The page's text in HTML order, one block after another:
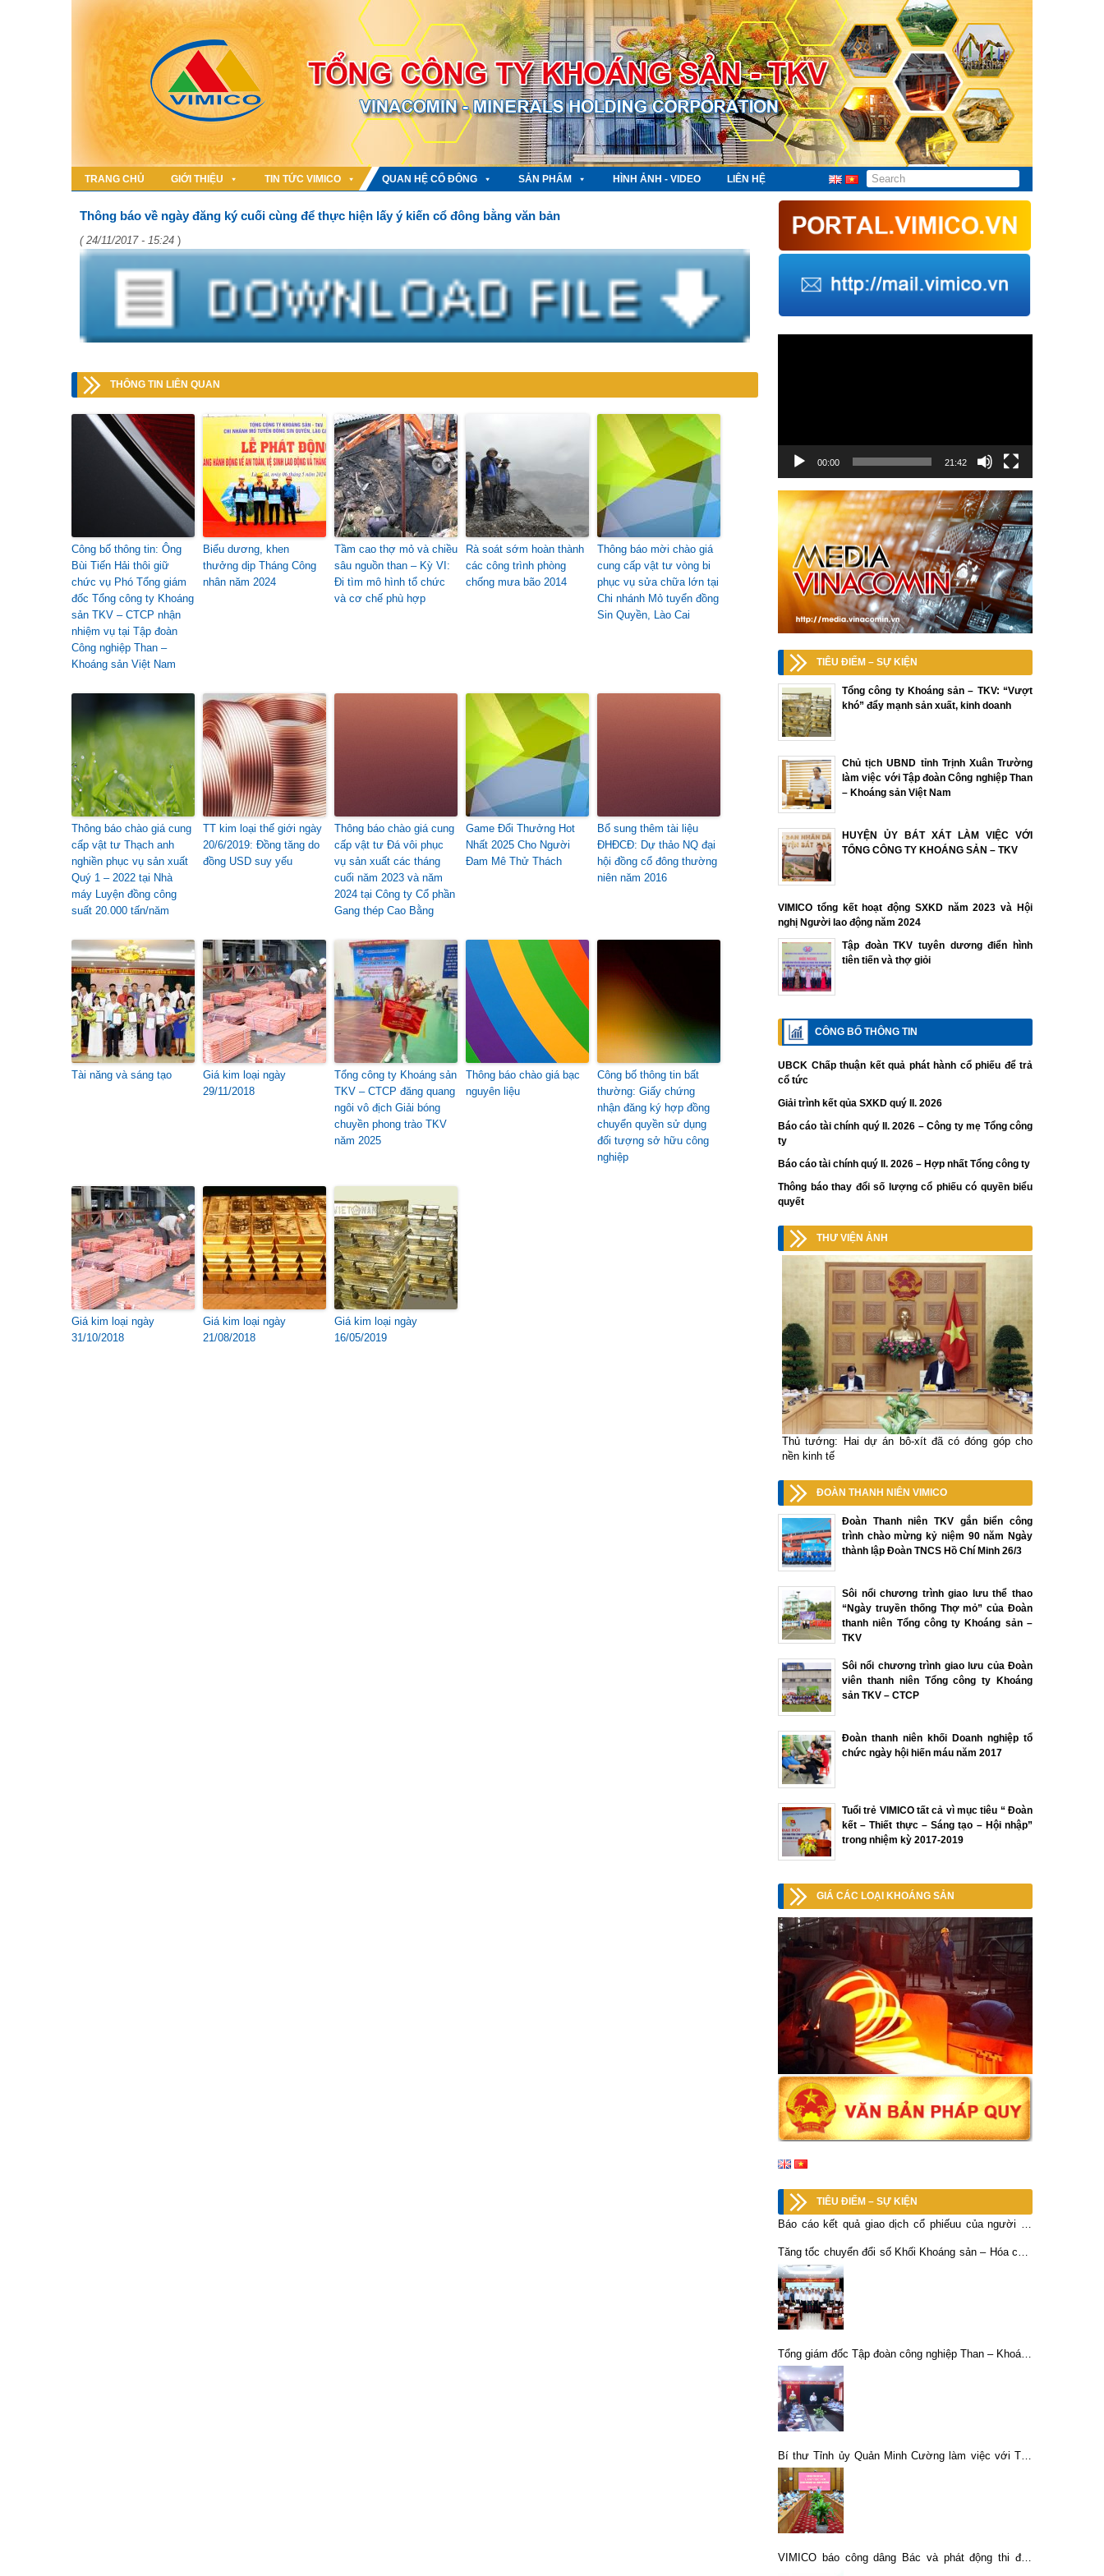
TRANG CHỦ GIỚI THIỆU TIN TỨC VIMICO QUAN HỆ CỔ ĐÔNG SẢN PHẨM HÌNH ẢNH - VIDEO LIÊN HỆ
Thông báo về ngày đăng ký cuối cùng để thực hiện lấy ý kiến cổ đông bằng văn bản
( 24/11/2017 - 15:24 )
THÔNG TIN LIÊN QUAN
Công bố thông tin: Ông
Bùi Tiến Hải thôi giữ
chức vụ Phó Tổng giám
đốc Tổng công ty Khoáng
sản TKV – CTCP nhận
nhiệm vụ tại Tập đoàn
Công nghiệp Than –
Khoáng sản Việt Nam
Biểu dương, khen
thưởng dịp Tháng Công
nhân năm 2024
Tầm cao thợ mỏ và chiều
sâu nguồn than – Kỳ VI:
Đi tìm mô hình tổ chức
và cơ chế phù hợp
Rà soát sớm hoàn thành
các công trình phòng
chống mưa bão 2014
Thông báo mời chào giá
cung cấp vật tư vòng bi
phục vụ sửa chữa lớn tại
Chi nhánh Mỏ tuyển đồng
Sin Quyền, Lào Cai
Thông báo chào giá cung
cấp vật tư Thạch anh
nghiền phục vụ sản xuất
Quý 1 – 2022 tại Nhà
máy Luyện đồng công
suất 20.000 tấn/năm
TT kim loại thế giới ngày
20/6/2019: Đồng tăng do
đồng USD suy yếu
Thông báo chào giá cung
cấp vật tư Đá vôi phục
vụ sản xuất các tháng
cuối năm 2023 và năm
2024 tại Công ty Cổ phần
Gang thép Cao Bằng
Game Đổi Thưởng Hot
Nhất 2025 Cho Người
Đam Mê Thử Thách
Bổ sung thêm tài liệu
ĐHĐCĐ: Dự thảo NQ đại
hội đồng cổ đông thường
niên năm 2016
Tài năng và sáng tạo
Giá kim loại ngày
29/11/2018
Tổng công ty Khoáng sản
TKV – CTCP đăng quang
ngôi vô địch Giải bóng
chuyền phong trào TKV
năm 2025
Thông báo chào giá bạc
nguyên liệu
Công bố thông tin bất
thường: Giấy chứng
nhận đăng ký hợp đồng
chuyển quyền sử dụng
đối tượng sở hữu công
nghiệp
Giá kim loại ngày
31/10/2018
Giá kim loại ngày
21/08/2018
Giá kim loại ngày
16/05/2019
00:00 21:42
TIÊU ĐIỂM – SỰ KIỆN
Tổng công ty Khoáng sản – TKV: “Vượt
khó” đẩy mạnh sản xuất, kinh doanh
Chủ tịch UBND tỉnh Trịnh Xuân Trường
làm việc với Tập đoàn Công nghiệp Than
– Khoáng sản Việt Nam
HUYỆN ỦY BÁT XÁT LÀM VIỆC VỚI
TỔNG CÔNG TY KHOÁNG SẢN – TKV
VIMICO tổng kết hoạt động SXKD năm 2023 và Hội
nghị Người lao động năm 2024
Tập đoàn TKV tuyên dương điển hình
tiên tiến và thợ giỏi
CÔNG BỐ THÔNG TIN
UBCK Chấp thuận kết quả phát hành cổ phiếu để trả
cổ tức
Giải trình kết qủa SXKD quý II. 2026
Báo cáo tài chính quý II. 2026 – Công ty mẹ Tổng công
ty
Báo cáo tài chính quý II. 2026 – Hợp nhất Tổng công ty
Thông báo thay đổi số lượng cổ phiếu có quyền biểu
quyết
THƯ VIỆN ẢNH
Thủ tướng: Hai dự án bô-xít đã có đóng góp cho
nền kinh tế
ĐOÀN THANH NIÊN VIMICO
Đoàn Thanh niên TKV gắn biển công
trình chào mừng kỷ niệm 90 năm Ngày
thành lập Đoàn TNCS Hồ Chí Minh 26/3
Sôi nổi chương trình giao lưu thể thao
“Ngày truyền thống Thợ mỏ” của Đoàn
thanh niên Tổng công ty Khoáng sản –
TKV
Sôi nổi chương trình giao lưu của Đoàn
viên thanh niên Tổng công ty Khoáng
sản TKV – CTCP
Đoàn thanh niên khối Doanh nghiệp tổ
chức ngày hội hiến máu năm 2017
Tuổi trẻ VIMICO tất cả vì mục tiêu “ Đoàn
kết – Thiết thực – Sáng tạo – Hội nhập”
trong nhiệm kỳ 2017-2019
GIÁ CÁC LOẠI KHOÁNG SẢN
TIÊU ĐIỂM – SỰ KIỆN
Báo cáo kết quả giao dịch cổ phiếuu của người có
Tăng tốc chuyển đổi số Khối Khoáng sản – Hóa chất
TKV: Quyết tâm bứt phá trong giai đoạn nước rút
Tổng giám đốc Tập đoàn công nghiệp Than – Khoáng
sản Việt Nam tới thăm và làm việc tại Chi nhánh Mỏ
tuyển đồng Sin Quyền, Lào Cai – Vimico
Bí thư Tỉnh ủy Quản Minh Cường làm việc với Tập
đoàn công nghiệp Than – Khoáng sản Việt Nam
VIMICO báo công dâng Bác và phát động thi đua